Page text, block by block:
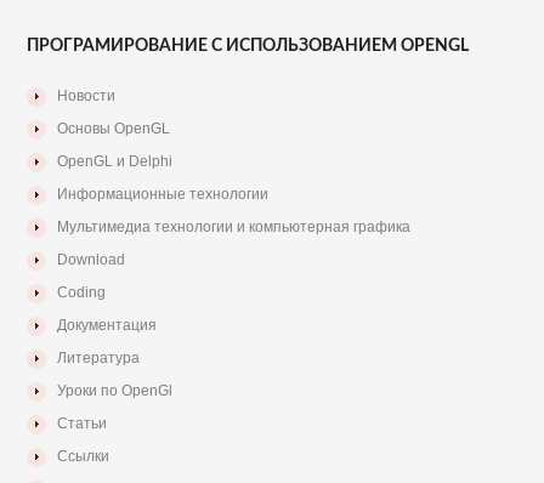
ПРОГРАМИРОВАНИЕ С ИСПОЛЬЗОВАНИЕМ OPENGL
Новости
Основы OpenGL
OpenGL и Delphi
Информационные технологии
Мультимедиа технологии и компьютерная графика
Download
Coding
Документация
Литература
Уроки по OpenGl
Статьи
Ссылки